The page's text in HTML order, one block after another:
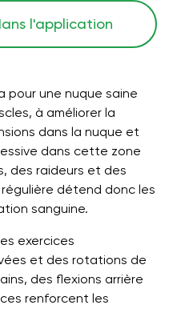
l'application
pour une nuque saine
à améliorer la
dans la nuque et
dans cette zone
des raideurs et des
détend donc les
sanguine.
exercices
et des rotations de
des flexions arrière
renforcent les